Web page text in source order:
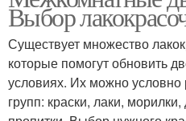
Выбор
Существует множество
которые помогут обновить
условиях. Их можно условно
групп: краски, лаки,